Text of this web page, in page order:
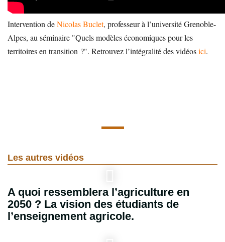
Intervention deNicolas Buclet, professeur à l’université Grenoble-
Alpes, au séminaire "Quels modèles économiques pour les
territoires en transition ?". Retrouvez l’intégralité des vidéosici.
Les autres vidéos
A quoi ressemblera l’agriculture en
2050 ? La vision des étudiants de
l’enseignement agricole.